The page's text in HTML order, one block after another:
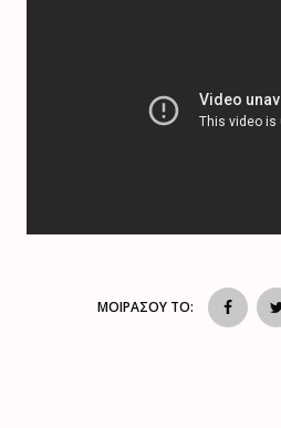
ΜΟΙΡΑΣΟΥ ΤΟ: